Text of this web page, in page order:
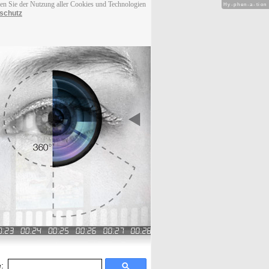
Sie der Nutzung aller Cookies und Technologien
Hy-phen-a-tion